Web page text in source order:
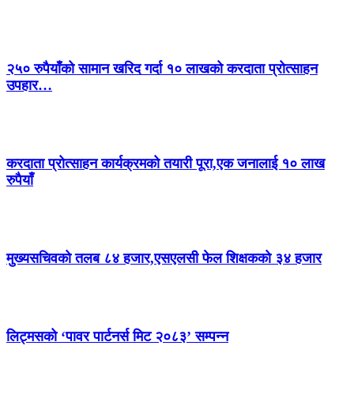
२५० रुपैयाँको सामान खरिद गर्दा १० लाखको करदाता प्रोत्साहन
उपहार…
करदाता प्रोत्साहन कार्यक्रमको तयारी पूरा,एक जनालाई १० लाख
रुपैयाँ
मुख्यसचिवको तलब ८४ हजार,एसएलसी फेल शिक्षकको ३४ हजार
लिट्मसको ‘पावर पार्टनर्स मिट २०८३’ सम्पन्न